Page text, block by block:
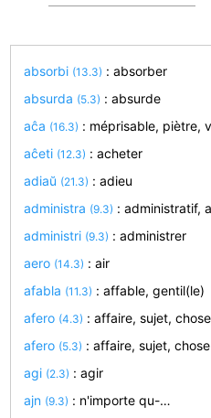
absorbi (13.3) : absorber
absurda (5.3) : absurde
aĉa (16.3) : méprisable, piètre,
aĉeti (12.3) : acheter
adiaŭ (21.3) : adieu
administra (9.3) : administratif,
administri (9.3) : administrer
aero (14.3) : air
afabla (11.3) : affable, gentil(le)
afero (4.3) : affaire, sujet, chose
afero (5.3) : affaire, sujet, chose
agi (2.3) : agir
ajn (9.3) : n'importe qu-…